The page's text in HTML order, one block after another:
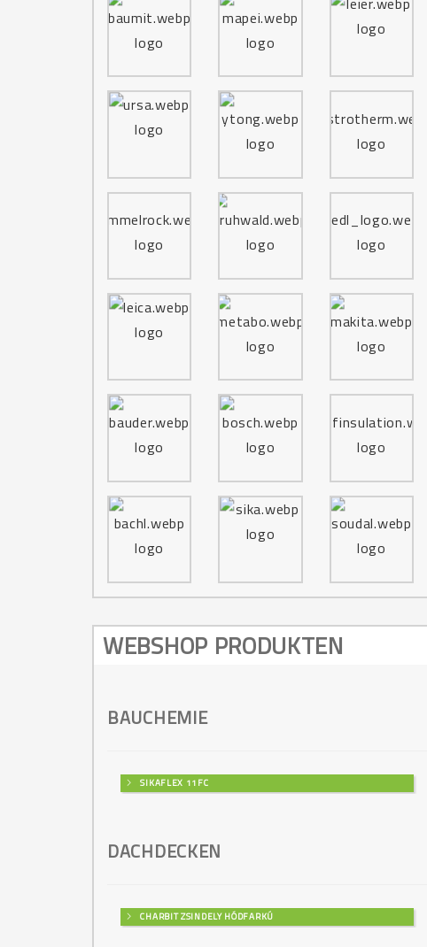
WEBSHOP PRODUKTEN
BAUCHEMIE
SIKAFLEX 11FC
DACHDECKEN
CHARBIT ZSINDELY HÓDFARKÚ